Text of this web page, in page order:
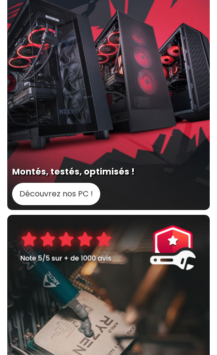
Montés, testés, optimisés !
Découvrez nos PC !